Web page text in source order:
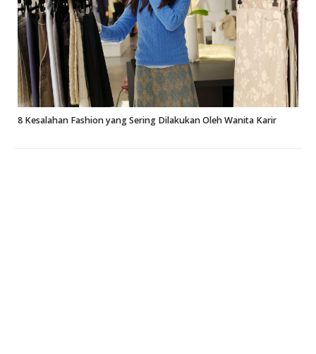
8 Kesalahan Fashion yang Sering Dilakukan Oleh Wanita Karir